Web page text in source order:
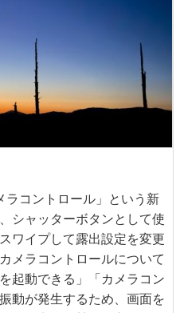
ラコントロール」という新
シャッターボタンとして使
ワイプして露出設定を変更
メラコントロールについて
起動できる」「カメラコン
動が発生するため、画面を